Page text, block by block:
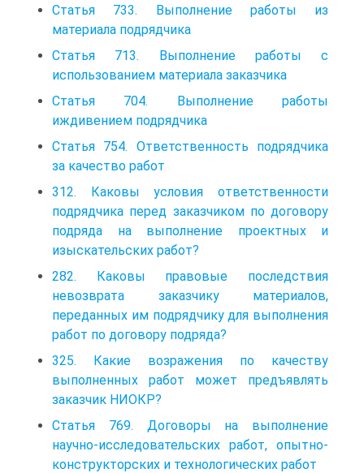
Статья 733. Выполнение работы из
материала подрядчика
Статья 713. Выполнение работы с
использованием материала заказчика
Статья 704. Выполнение работы
иждивением подрядчика
Статья 754. Ответственность подрядчика
за качество работ
312. Каковы условия ответственности
подрядчика перед заказчиком по договору
подряда на выполнение проектных и
изыскательских работ?
282. Каковы правовые последствия
невозврата заказчику материалов,
переданных им подрядчику для выполнения
работ по договору подряда?
325. Какие возражения по качеству
выполненных работ может предъявлять
заказчик НИОКР?
Статья 769. Договоры на выполнение
научно-исследовательских работ, опытно-
конструкторских и технологических работ